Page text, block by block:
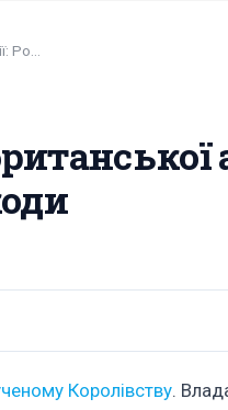
Королівству.